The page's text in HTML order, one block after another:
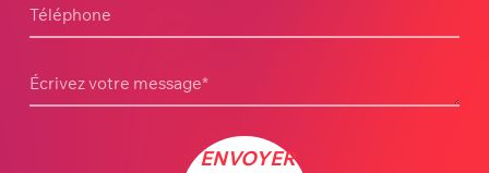
Téléphone
Écrivez votre message*
ENVOYER